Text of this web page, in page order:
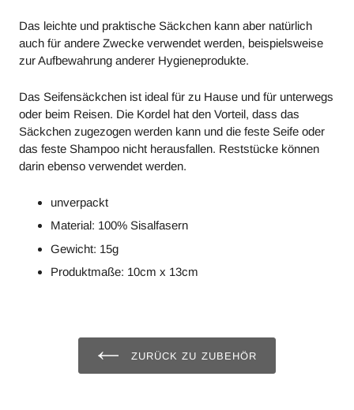
Das leichte und praktische Säckchen kann aber natürlich
auch für andere Zwecke verwendet werden, beispielsweise
zur Aufbewahrung anderer Hygieneprodukte.
Das Seifensäckchen ist ideal für zu Hause und für unterwegs
oder beim Reisen. Die Kordel hat den Vorteil, dass das
Säckchen zugezogen werden kann und die feste Seife oder
das feste Shampoo nicht herausfallen. Reststücke können
darin ebenso verwendet werden.
unverpackt
Material: 100% Sisalfasern
Gewicht: 15g
Produktmaße: 10cm x 13cm
ZURÜCK ZU ZUBEHÖR